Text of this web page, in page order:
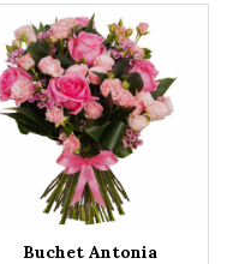
Buchet Antonia